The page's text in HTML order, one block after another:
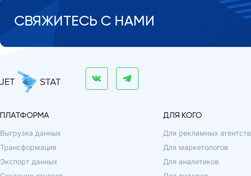
СВЯЖИТЕСЬ С НАМИ
ПЛАТФОРМА
Выгрузка данных
Трансформация
Экспорт данных
ДЛЯ КОГО
Для рекламных агентств
Для маркетологов
Для аналитиков